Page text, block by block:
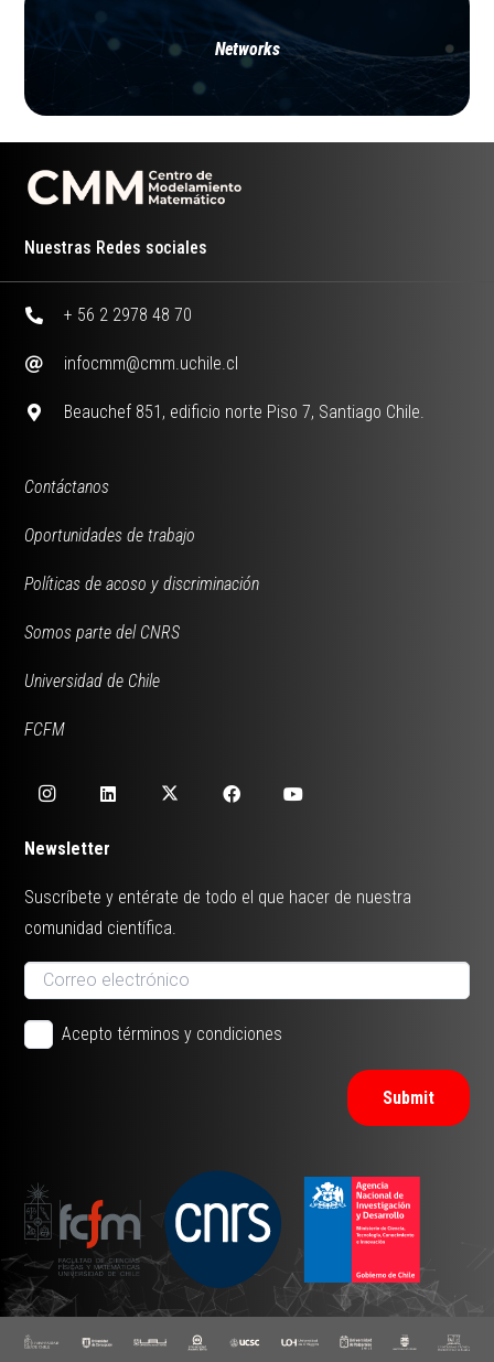
Networks
Nuestras Redes sociales
+ 56 2 2978 48 70
infocmm@cmm.uchile.cl
Beauchef 851, edificio norte Piso 7, Santiago Chile.
Contáctanos
Oportunidades de trabajo
Políticas de acoso y discriminación
Somos parte del CNRS
Universidad de Chile
FCFM
Newsletter
Suscríbete y entérate de todo el que hacer de nuestra
comunidad científica.
Acepto términos y condiciones
Submit